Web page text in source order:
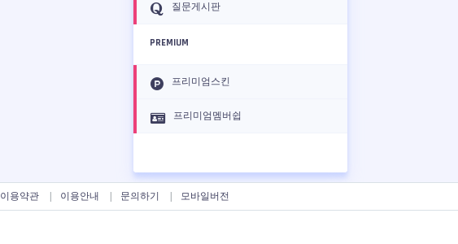
질문게시판
PREMIUM
프리미엄스킨
프리미엄멤버쉽
이용약관 이용안내 문의하기 모바일버전